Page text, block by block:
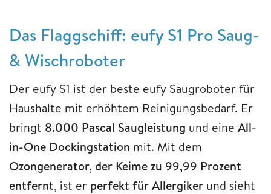
Das Flaggschiff: eufy S1 Pro Saug-
& Wischroboter
Der eufy S1 ist der beste eufy Saugroboter für
Haushalte mit erhöhtem Reinigungsbedarf. Er
bringt 8.000 Pascal Saugleistung und eine All-
in-One Dockingstation mit. Mit dem
Ozongenerator, der Keime zu 99,99 Prozent
entfernt, ist er perfekt für Allergiker und sieht